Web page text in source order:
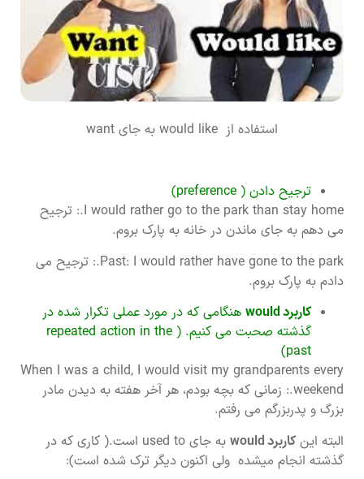
استفاده از would like به جای want
ترجیح دادن ( preference)
I would rather go to the park than stay home.: ترجیح
می دهم به جای ماندن در خانه به پارک بروم.
Past: I would rather have gone to the park.: ترجیح می
دادم به پارک بروم.
کاربردwould هنگامی که در مورد عملی تکرار شده در
گذشته صحبت می کنیم. ( repeated action in the
past)
When I was a child, I would visit my grandparents every
weekend.: زمانی که بچه بودم، هر آخر هفته به دیدن مادر
بزرگ و پدربزرگم می رفتم.
البته اینکاربردwould
به جای used to است.( کاری که در
گذشته انجام میشده ولی اکنون دیگر ترک شده است):